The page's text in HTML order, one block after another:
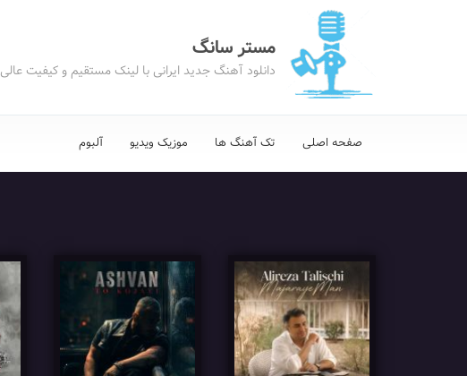
مستر سانگ
دانلود آهنگ جدید ایرانی با لینک مستقیم و کیفیت عالی
صفحه اصلی تک آهنگ ها موزیک ویدیو آلبوم